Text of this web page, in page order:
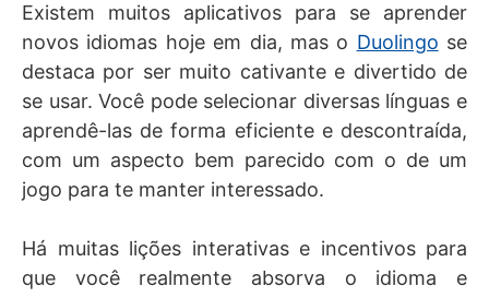
Existem muitos aplicativos para se aprender
novos idiomas hoje em dia, mas o Duolingo se
destaca por ser muito cativante e divertido de
se usar. Você pode selecionar diversas línguas e
aprendê-las de forma eficiente e descontraída,
com um aspecto bem parecido com o de um
jogo para te manter interessado.
Há muitas lições interativas e incentivos para
que você realmente absorva o idioma e